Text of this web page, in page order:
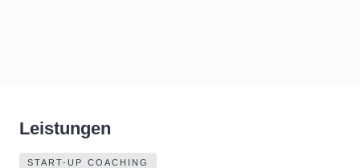
Leistungen
START-UP COACHING